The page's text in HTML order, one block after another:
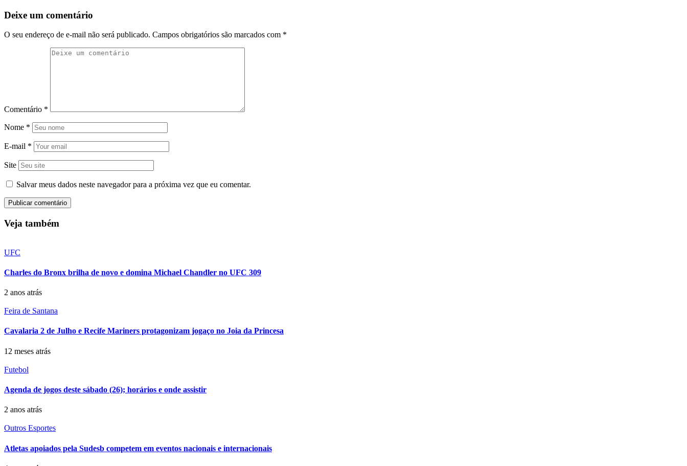
Deixe um comentário
O seu endereço de e-mail não será publicado. Campos obrigatórios são marcados com *
Comentário *
Nome *
E-mail *
Site
Salvar meus dados neste navegador para a próxima vez que eu comentar.
Veja também
UFC
Charles do Bronx brilha de novo e domina Michael Chandler no UFC 309
2 anos atrás
Feira de Santana
Cavalaria 2 de Julho e Recife Mariners protagonizam jogaço no Joia da Princesa
12 meses atrás
Futebol
Agenda de jogos deste sábado (26); horários e onde assistir
2 anos atrás
Outros Esportes
Atletas apoiados pela Sudesb competem em eventos nacionais e internacionais